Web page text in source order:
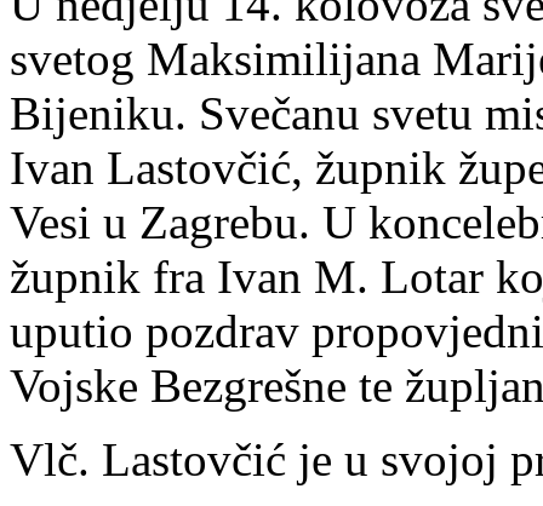
svetog Maksimilijana
Bijeniku. Svečanu svetu
Ivan Lastovčić, župnik
Vesi u Zagrebu. U
župnik fra Ivan M. Lotar
uputio pozdrav
Vojske Bezgrešne te
Vlč. Lastovčić je u svojoj